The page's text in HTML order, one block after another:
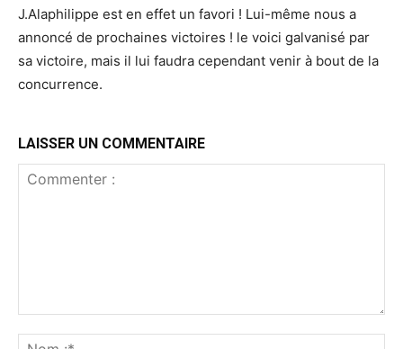
J.Alaphilippe est en effet un favori ! Lui-même nous a
annoncé de prochaines victoires ! le voici galvanisé par
sa victoire, mais il lui faudra cependant venir à bout de la
concurrence.
LAISSER UN COMMENTAIRE